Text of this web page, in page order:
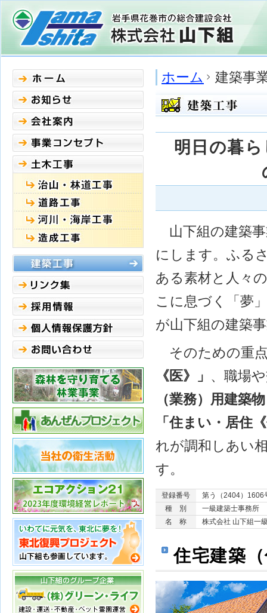
ホーム 建築事
明日の暮
山下組の建築
にします。ふる
ある素材と人々
こに息づく「夢
が山下組の建築
そのための重
《医》」 、職場
（業務）用建築
「住まい・居住
れが調和しあい
す。
登録番号
第う（2404）1606
種 別
一級建築士事務所
名 称
株式会社 山下組一
住宅建築